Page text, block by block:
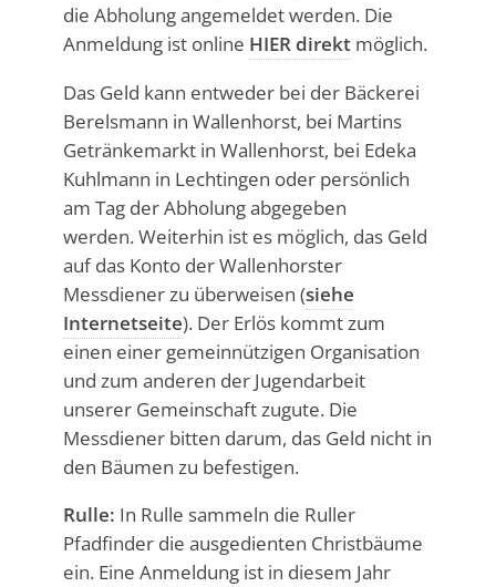
die Abholung angemeldet werden. Die
Anmeldung ist online HIER direktmöglich.
Das Geld kann entweder bei der Bäckerei
Berelsmann in Wallenhorst, bei Martins
Getränkemarkt in Wallenhorst, bei Edeka
Kuhlmann in Lechtingen oder persönlich
am Tag der Abholung abgegeben
werden. Weiterhin ist es möglich, das Geld
auf das Konto der Wallenhorster
Messdiener zu überweisen (siehe
Internetseite). Der Erlös kommt zum
einen einer gemeinnützigen Organisation
und zum anderen der Jugendarbeit
unserer Gemeinschaft zugute. Die
Messdiener bitten darum, das Geld nicht in
den Bäumen zu befestigen.
Rulle: In Rulle sammeln die Ruller
Pfadfinder die ausgedienten Christbäume
ein. Eine Anmeldung ist in diesem Jahr